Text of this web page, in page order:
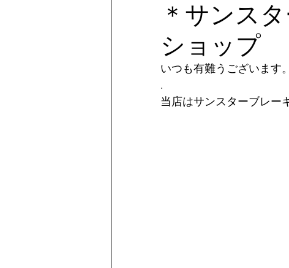
＊サンス
ショップ
いつも有難うございます。
.
当店はサンスターブレー